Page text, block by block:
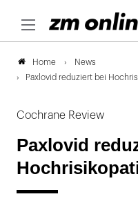
Home
News
Paxlovid reduziert bei
Cochrane Review
Paxlovid